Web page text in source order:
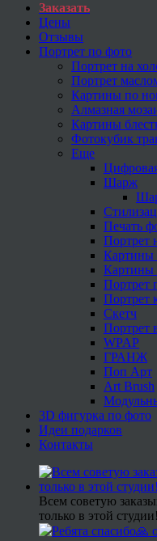
Заказать
Цены
Отзывы
Портрет по фото
Портрет на
Портрет
Картины по
Алмазная
Картины
Фотокубик
Еще
Шарж
Печать
Портрет
Картины
Картины
Портрет
Портрет
Скетч
Портрет
WPAP
ГРАНЖ
Поп Арт
Art Brush
3D фигурка по фото
Идеи подарков
Контакты
Всем советую
только в этой студии!